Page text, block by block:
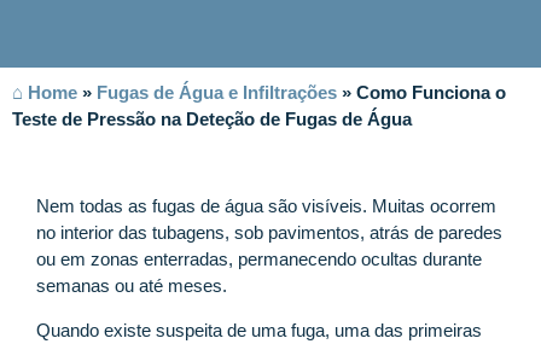
⌂ Home » Fugas de Água e Infiltrações » Como Funciona o
Teste de Pressão na Deteção de Fugas de Água
Nem todas as fugas de água são visíveis. Muitas ocorrem
no interior das tubagens, sob pavimentos, atrás de paredes
ou em zonas enterradas, permanecendo ocultas durante
semanas ou até meses.
Quando existe suspeita de uma fuga, uma das primeiras